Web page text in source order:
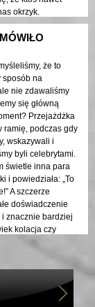
okrzyk.
zabijali zabawy.
z nas nie chciał
masz grupę i
będzie się
to.
że to
sposób na
nie zdawaliśmy
się główną
Przejażdżka
ramię, podczas gdy
wskazywali i
byli celebrytami.
świetle inna para
i powiedziała: „To
A szczerze
doświadczenie
i znacznie bardziej
kolacja czy
punkt twojej